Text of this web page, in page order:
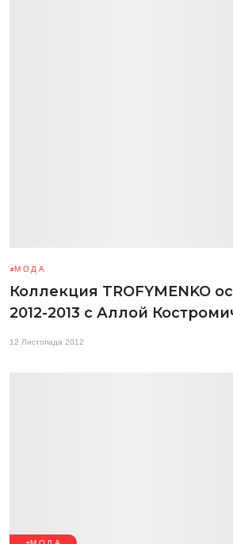
МОДА
Коллекция TROFYMENKO
2012-2013 с Аллой
12 Листопада 2012